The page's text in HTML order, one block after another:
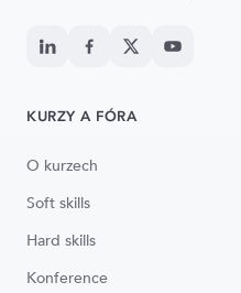
KURZY A FÓRA
O kurzech
Soft skills
Hard skills
Konference